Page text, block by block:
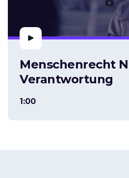
Menschenrecht
Verantwortung
1:00